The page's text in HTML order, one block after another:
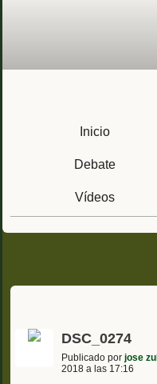
Compañía
Inicio
Debate
Vídeos
DSC_0274
Publicado por jose
2018 a las 17:16